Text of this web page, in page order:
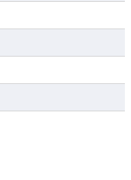
験
務経験
験